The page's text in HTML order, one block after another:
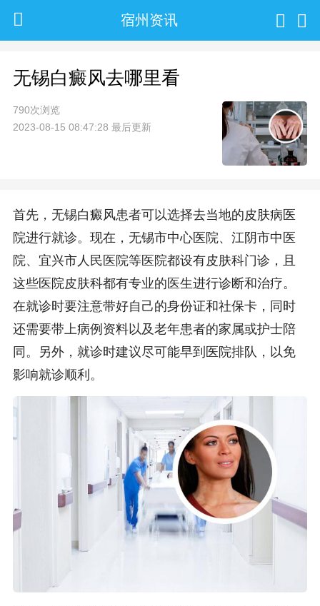
宿州资讯
无锡白癜风去哪里看
790次浏览
2023-08-15 08:47:28 最后更新
首先，无锡白癜风患者可以选择去当地的皮肤病医
院进行就诊。现在，无锡市中心医院、江阴市中医
院、宜兴市人民医院等医院都设有皮肤科门诊，且
这些医院皮肤科都有专业的医生进行诊断和治疗。
在就诊时要注意带好自己的身份证和社保卡，同时
还需要带上病例资料以及老年患者的家属或护士陪
同。另外，就诊时建议尽可能早到医院排队，以免
影响就诊顺利。